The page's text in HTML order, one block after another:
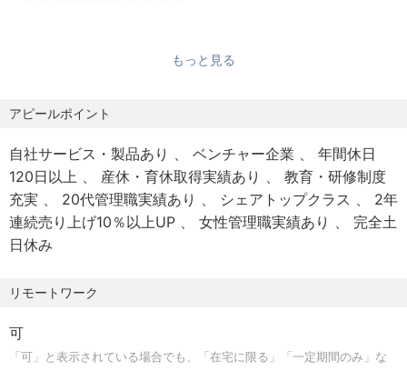
・暗号資産関係情報等の管理
いただきます。
【勤務場所】
・事前申請により一時的な居住地以外での勤務可
・オフィス内受動喫煙対策あり
※勤務制度につきましては、事業環境や組織運営上の必要性
などを踏まえ将来的に変更となる可能性があります
・光熱費・通信費を補助する在宅手当支給（ただし、雇用
あります。）
・各種委員会事務局の運営経験
・広告審査業務経験
・貸金業に係る知見
・Pマーク運用経験
もっと見る
アピールポイント
自社サービス・製品あり ベンチャー企業
年間休日
120日以上
産休・育休取得実績あり
教育・研修制度
充実
20代管理職実績あり シェアトップクラス
2年
連続売り上げ10％以上UP
女性管理職実績あり
完全土
日休み
リモートワーク
可
「可」と表示されている場合でも、「在宅に限る」「一定期間のみ」な